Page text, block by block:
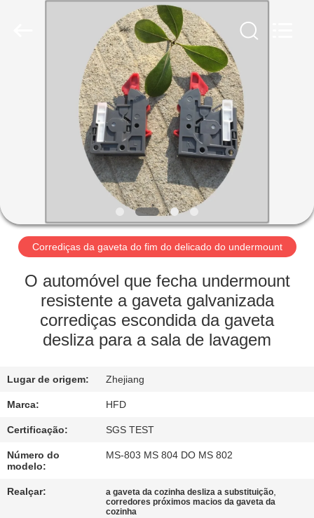
PRODUTOS
SOBRE
NÓS
EXCURSÃO
FÁBRICA
DA
QUALIDADE
CONTACTE-
NOS
Corrediças da gaveta do fim do delicado do undermount
O automóvel que fecha undermount
resistente a gaveta galvanizada
corrediças escondida da gaveta
desliza para a sala de lavagem
Lugar de origem: Zhejiang
Marca: HFD
Certificação: SGS TEST
Número do
modelo:
MS-803 MS 804 DO MS 802
Realçar: a gaveta da cozinha desliza a substituição,
corredores próximos macios da gaveta da
cozinha